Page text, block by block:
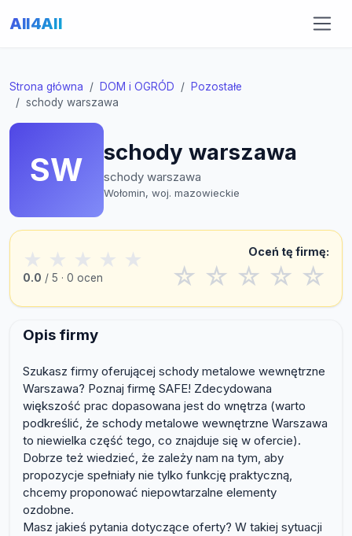
All4All
Strona główna DOM i OGRÓD
Pozostałe
schody warszawa
SW schody warszawa
schody warszawa
Wołomin, woj. mazowieckie
★ ★ ★ ★ ★
0.0 / 5 · 0 ocen
Oceń tę firmę:
☆ ☆ ☆ ☆ ☆
Opis firmy
Szukasz firmy oferującej schody metalowe wewnętrzne
Warszawa? Poznaj firmę SAFE! Zdecydowana
większość prac dopasowana jest do wnętrza (warto
podkreślić, że schody metalowe wewnętrzne Warszawa
to niewielka część tego, co znajduje się w ofercie).
Dobrze też wiedzieć, że zależy nam na tym, aby
propozycje spełniały nie tylko funkcję praktyczną,
chcemy proponować niepowtarzalne elementy
ozdobne.
Masz jakieś pytania dotyczące oferty? W takiej sytuacji